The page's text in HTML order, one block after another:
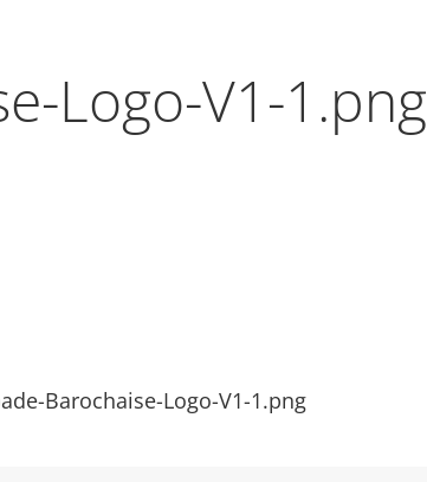
Logo-V1-1.png
Barochaise-Logo-V1-1.png